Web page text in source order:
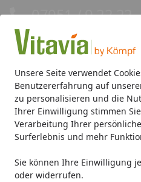
Unsere Seite verwendet
Benutzererfahrung auf
zu personalisieren und die
Ihrer Einwilligung stimmen
Verarbeitung Ihrer
Surferlebnis und mehr
Sie können Ihre Einwilligung
oder widerrufen.
07051 / 9 22 22
Gewächshäuser
Gewächshaus-Zubehör